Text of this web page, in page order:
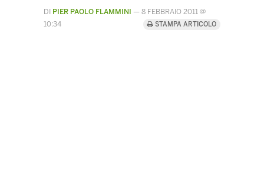
DI PIER PAOLO FLAMMINI — 8 FEBBRAIO 2011 @
10:34
STAMPA ARTICOLO